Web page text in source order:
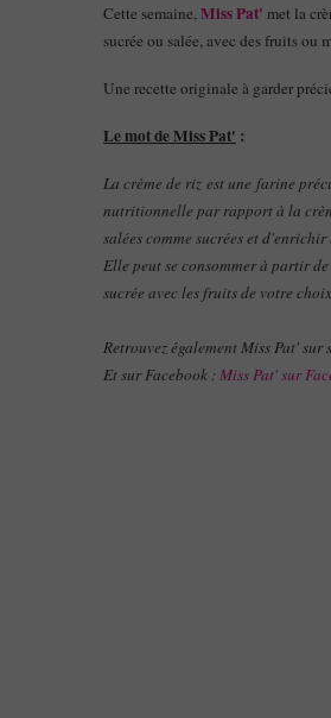
Cette semaine,Miss Pat' met la
sucrée ou salée, avec des fruits ou
Une recette originale à garder
Le mot de Miss Pat' :
La crème de riz est une farine
nutritionnelle par rapport à la
salées comme sucrées et
Elle peut se consommer à partir de
sucrée avec les fruits de votre
Retrouvez également Miss Pat' sur
Et sur Facebook : Miss Pat' sur